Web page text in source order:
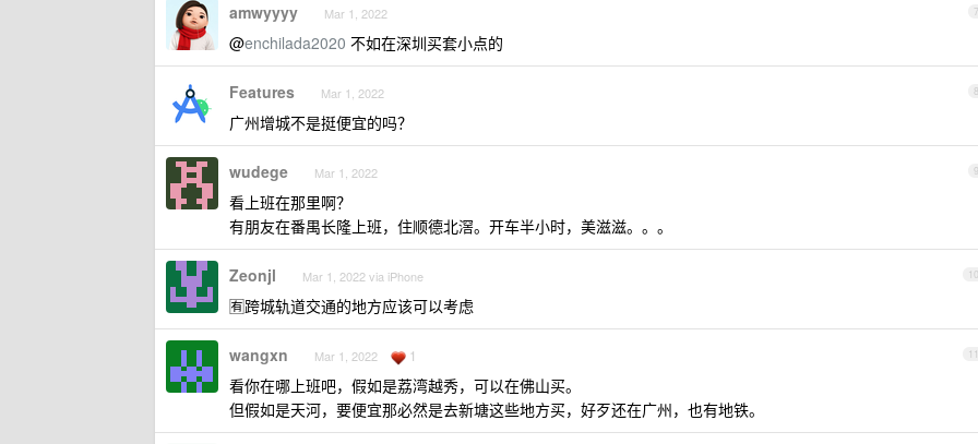
7
amwyyyy Mar 1, 2022
@enchilada2020 不如在深圳买套小点的
8
Features Mar 1, 2022
广州增城不是挺便宜的吗？
9
wudege Mar 1, 2022
看上班在那里啊？
有朋友在番禺长隆上班，住顺德北滘。开车半小时，美滋滋。。。
10
Zeonjl Mar 1, 2022 via iPhone
🈶️跨城轨道交通的地方应该可以考虑
11
wangxn Mar 1, 2022 1
看你在哪上班吧，假如是荔湾越秀，可以在佛山买。
但假如是天河，要便宜那必然是去新塘这些地方买，好歹还在广州，也有地铁。